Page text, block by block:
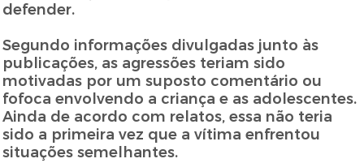
defender.
Segundo informações divulgadas junto às
publicações, as agressões teriam sido
motivadas por um suposto comentário ou
fofoca envolvendo a criança e as adolescentes.
Ainda de acordo com relatos, essa não teria
sido a primeira vez que a vítima enfrentou
situações semelhantes.